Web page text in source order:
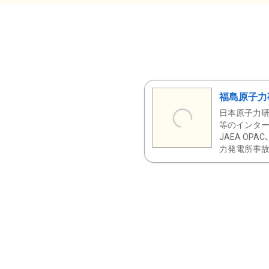
福島原子
日本原子力
等のインタ
JAEA OPAC
力発電所事